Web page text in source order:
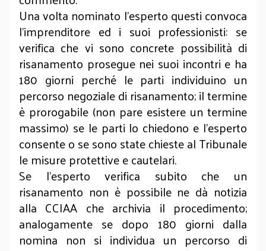
Una volta nominato l’esperto questi convoca
l’imprenditore ed i suoi professionisti: se
verifica che vi sono concrete possibilità di
risanamento prosegue nei suoi incontri e ha
180 giorni perché le parti individuino un
percorso negoziale di risanamento; il termine
è prorogabile (non pare esistere un termine
massimo) se le parti lo chiedono e l’esperto
consente o se sono state chieste al Tribunale
le misure protettive e cautelari.
Se l’esperto verifica subito che un
risanamento non è possibile ne dà notizia
alla CCIAA che archivia il procedimento;
analogamente se dopo 180 giorni dalla
nomina non si individua un percorso di